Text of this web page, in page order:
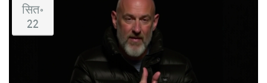
सित॰
22